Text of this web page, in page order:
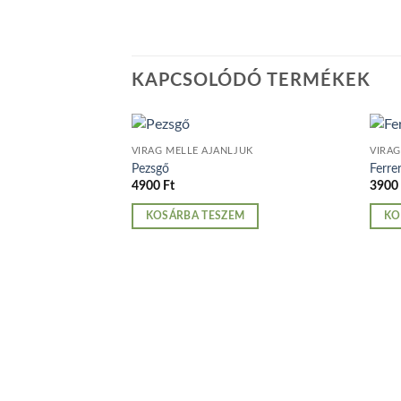
KAPCSOLÓDÓ TERMÉKEK
VIRÁG MELLÉ AJÁNLJUK
Pezsgő
4900 Ft
KOSÁRBA TESZEM
3900